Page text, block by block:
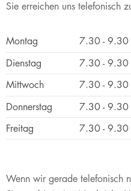
Sie erreichen uns telefonisch
​Montag ​7.30 - 9.30
​Dienstag
​7.30 - 9.30
​Mittwoch
​7.30 - 9.30
Donnerstag
7.30 - 9.30
​Freitag
​7.30 - 9.30
​Wenn wir gerade telefonisch